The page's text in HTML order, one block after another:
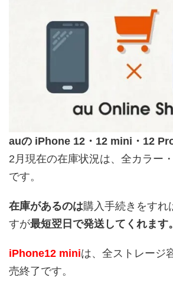
auの iPhone 12・12 mini・12
2月現在の在庫状況は、全カラー
です。
在庫があるのは購入手続きをすれ
すが最短翌日で発送してくれます。
iPhone12 miniは、全ストレージ
売終了です。